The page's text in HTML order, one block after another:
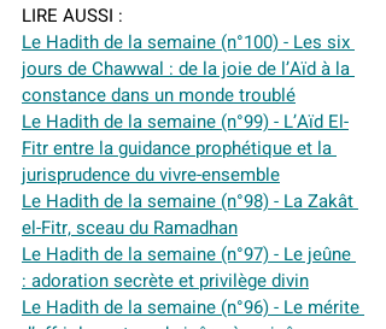
LIRE AUSSI :
Le Hadith de la semaine (n°100) - Les six
jours de Chawwal : de la joie de l’Aïd à la
constance dans un monde troublé
Le Hadith de la semaine (n°99) - L’Aïd El-
Fitr entre la guidance prophétique et la
jurisprudence du vivre-ensemble
Le Hadith de la semaine (n°98) - La Zakât
el-Fitr, sceau du Ramadhan
Le Hadith de la semaine (n°97) - Le jeûne
: adoration secrète et privilège divin
Le Hadith de la semaine (n°96) - Le mérite